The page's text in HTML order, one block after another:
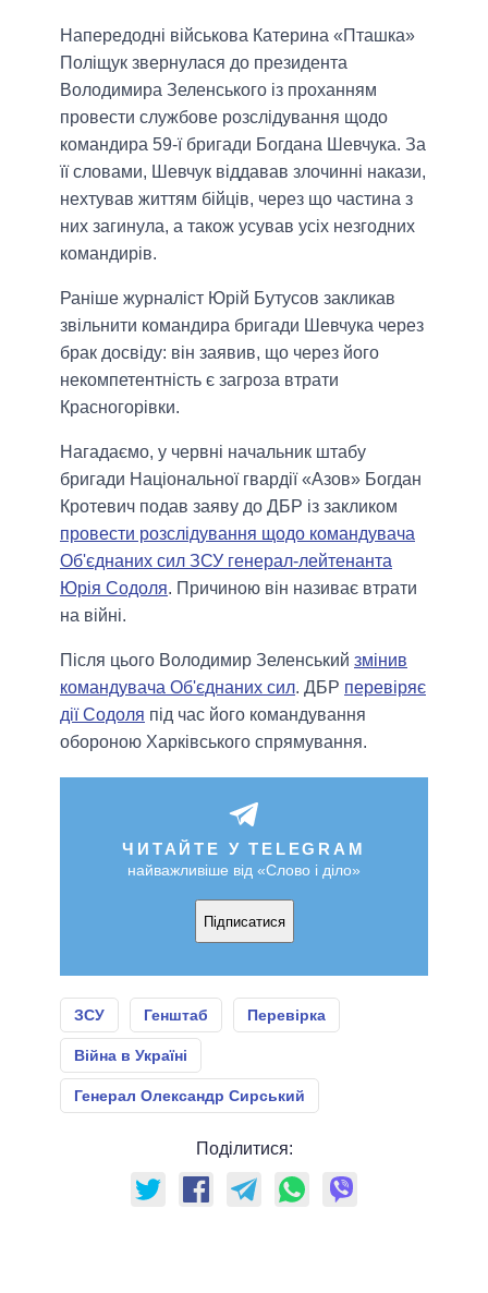
Напередодні військова Катерина «Пташка»
Поліщук звернулася до президента
Володимира Зеленського із проханням
провести службове розслідування щодо
командира 59-ї бригади Богдана Шевчука. За
її словами, Шевчук віддавав злочинні накази,
нехтував життям бійців, через що частина з
них загинула, а також усував усіх незгодних
командирів.
Раніше журналіст Юрій Бутусов закликав
звільнити командира бригади Шевчука через
брак досвіду: він заявив, що через його
некомпетентність є загроза втрати
Красногорівки.
Нагадаємо, у червні начальник штабу
бригади Національної гвардії «Азов» Богдан
Кротевич подав заяву до ДБР із закликом
провести розслідування щодо командувача
Об'єднаних сил ЗСУ генерал-лейтенанта
Юрія Содоля. Причиною він називає втрати
на війні.
Після цього Володимир Зеленський змінив
командувача Об'єднаних сил. ДБР перевіряє
дії Содоля під час його командування
обороною Харківського спрямування.
ЧИТАЙТЕ У TELEGRAM
найважливіше від «Слово і діло»
Підписатися
ЗСУ Генштаб Перевірка
Війна в Україні
Генерал Олександр Сирський
Поділитися: